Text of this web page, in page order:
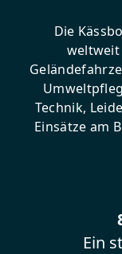
Die
Technik,
Einsätze am
Ein